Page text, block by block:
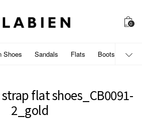
0
Shoes Sandals Flats Boots 개
flat shoes_CB0091-
2_gold